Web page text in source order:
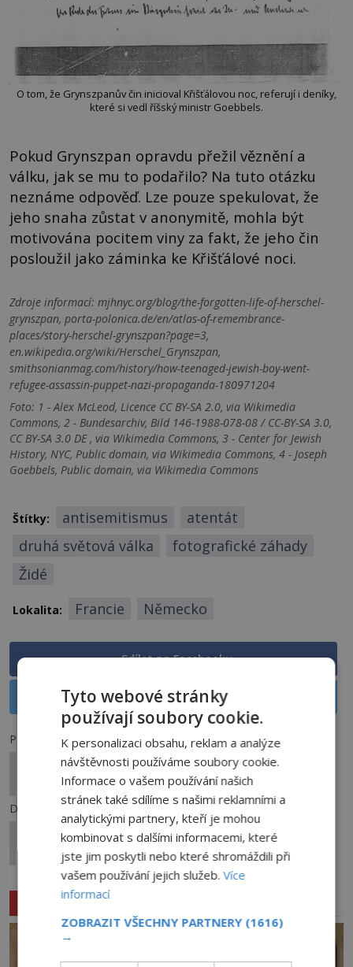
O tom, že Grynszpanův čin inicioval Křišťálovou noc, referují i deníky,
které si vedl říšský ministr Goebbels.
Pokud Grynszpan opravdu přežil věznění a
válku, jak se mu to podařilo? Na tuto otázku
neznáme odpověď. Lze pouze spekulovat, že
jeho snaha zůstat v anonymitě, mohla být
motivována pocitem viny za fakt, že jeho čin
posloužil jako záminka ke Křišťálové noci.
Zdroje informací: mjhnyc.org/blog/the-forgotten-life-of-herschel-
grynszpan, porta-polonica.de/en/atlas-of-remembrance-
places/story-herschel-grynszpan?page=3,
en.wikipedia.org/wiki/Herschel_Grynszpan,
smithsonianmag.com/history/how-teenaged-jewish-boy-went-
refugee-assassin-puppet-nazi-propaganda-180971204
Foto: 1 - Alex McLeod, Licence CC BY-SA 2.0, via Wikimedia
Commons, 2 - Bundesarchiv, Bild 146-1988-078-08 / CC-BY-SA 3.0,
CC BY-SA 3.0 DE , via Wikimedia Commons, 3 - Center for Jewish
History, NYC, Public domain, via Wikimedia Commons, 4 - Joseph
Goebbels, Public domain, via Wikimedia Commons
Štítky: antisemitismus
atentát
druhá světová válka
fotografické záhady
Židé
Lokalita: Francie Německo
Sdílet na Facebooku
Sdílet na X
Předchozí článek
Strašliví hejkalové: Proč není radno odpovídat na
jejich zavolání?
Další článek
Tajemství Bílých písků: Zmizení a děsivá smrt
vojáka Lovettea
Související články
Tyto webové stránky
používají soubory cookie.
K personalizaci obsahu, reklam a analýze
návštěvnosti používáme soubory cookie.
Informace o vašem používání našich
stránek také sdílíme s našimi reklamními a
analytickými partnery, kteří je mohou
kombinovat s dalšími informacemi, které
jste jim poskytli nebo které shromáždili při
vašem používání jejich služeb.Více
informací
ZOBRAZIT VŠECHNY PARTNERY (1616)
→